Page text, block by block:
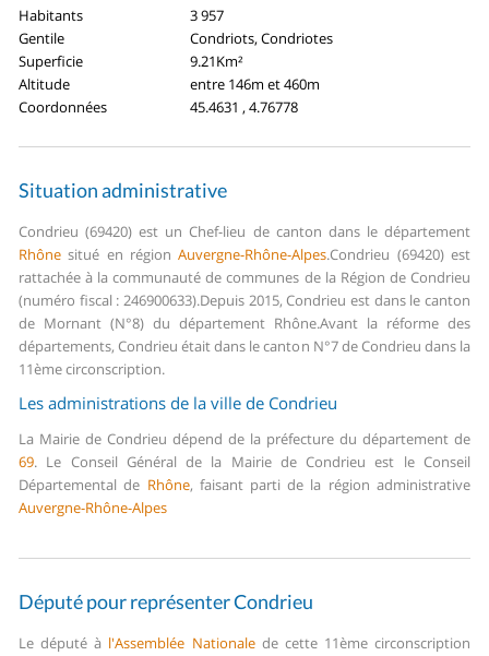
Habitants
3 957
Gentile
Condriots, Condriotes
Superficie
9.21Km²
Altitude
entre 146m et 460m
Coordonnées
45.4631 , 4.76778
Situation administrative
Condrieu (69420) est un Chef-lieu de canton dans le département
Rhône situé en régionAuvergne-Rhône-Alpes.Condrieu (69420) est
rattachée à la communauté de communes de la Région de Condrieu
(numéro fiscal : 246900633).Depuis 2015, Condrieu est dans le canton
de Mornant (N°8) du département Rhône.Avant la réforme des
départements, Condrieu était dans le canton N°7 de Condrieu dans la
11ème circonscription.
Les administrations de la ville de Condrieu
La Mairie de Condrieu dépend de la préfecture du département de
69. Le Conseil Général de la Mairie de Condrieu est le Conseil
Départemental de Rhône, faisant parti de la région administrative
Auvergne-Rhône-Alpes
Député pour représenter Condrieu
Le député à l'Assemblée Nationalede cette 11ème circonscription